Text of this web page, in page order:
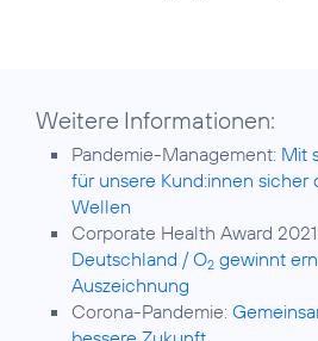
Weitere Informationen:
Pandemie-Management: Mit
für unsere Kund:innen
Wellen
Corporate Health Award
Deutschland / O2 gewinnt
Auszeichnung
Corona-Pandemie: